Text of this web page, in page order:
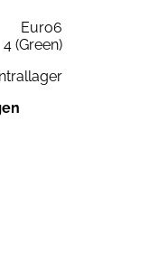
Euro6
4 (Green)